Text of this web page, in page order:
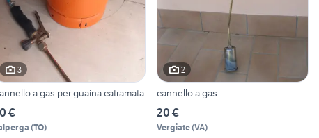
3
Cannello a gas per guaina catramata
€
(TO)
2
cannello a gas
20 €
Vergiate(VA)